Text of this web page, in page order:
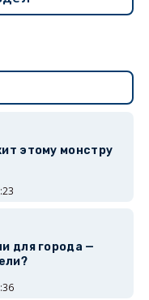
этому монстру
для города —